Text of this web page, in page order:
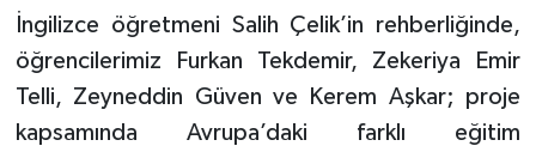
İngilizce öğretmeni Salih Çelik’in rehberliğinde,
öğrencilerimiz Furkan Tekdemir, Zekeriya Emir
Telli, Zeyneddin Güven ve Kerem Aşkar; proje
kapsamında Avrupa’daki farklı eğitim